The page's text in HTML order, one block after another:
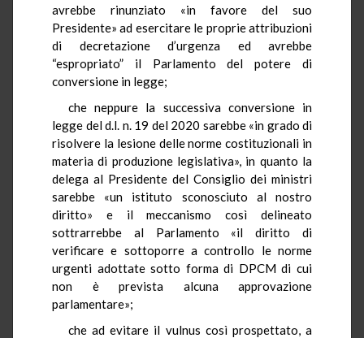
avrebbe rinunziato «in favore del suo
Presidente» ad esercitare le proprie attribuzioni
di decretazione d’urgenza ed avrebbe
“espropriato” il Parlamento del potere di
conversione in legge;
che neppure la successiva conversione in
legge del d.l. n. 19 del 2020 sarebbe «in grado di
risolvere la lesione delle norme costituzionali in
materia di produzione legislativa», in quanto la
delega al Presidente del Consiglio dei ministri
sarebbe «un istituto sconosciuto al nostro
diritto» e il meccanismo così delineato
sottrarrebbe al Parlamento «il diritto di
verificare e sottoporre a controllo le norme
urgenti adottate sotto forma di DPCM di cui
non è prevista alcuna approvazione
parlamentare»;
che ad evitare il vulnus così prospettato, a